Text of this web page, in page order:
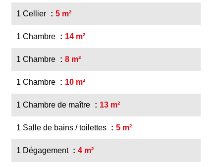
1 Cellier 5 m²
1 Chambre 14 m²
1 Chambre 8 m²
1 Chambre 10 m²
1 Chambre de maître 13 m²
1 Salle de bains / toilettes 5 m²
1 Dégagement 4 m²